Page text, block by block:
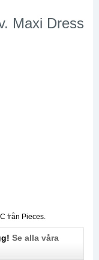
Maxi Dress
från Pieces.
Se alla våra